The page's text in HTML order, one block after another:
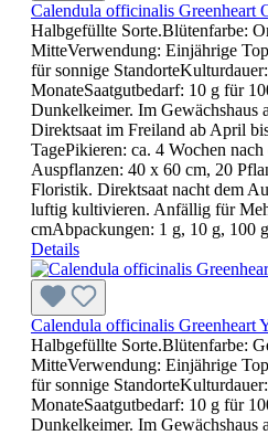
Calendula officinalis Greenheart
Halbgefüllte Sorte.Blütenfarbe:
MitteVerwendung: Einjährige
für sonnige
MonateSaatgutbedarf: 10 g für
Dunkelkeimer. Im Gewächshaus
Direktsaat im Freiland ab April
TagePikieren: ca. 4 Wochen
Auspflanzen: 40 x 60 cm, 20
Floristik. Direktsaat nacht dem
luftig kultivieren. Anfällig für
cmAbpackungen: 1 g, 10 g, 100 g
Details
Calendula officinalis Greenheart
Halbgefüllte Sorte.Blütenfarbe:
MitteVerwendung: Einjährige
für sonnige
MonateSaatgutbedarf: 10 g für
Dunkelkeimer. Im Gewächshaus